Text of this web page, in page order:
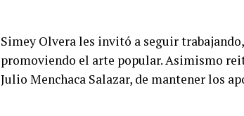
Simey Olvera les invitó a seguir
promoviendo el arte popular. Asimismo
Julio Menchaca Salazar, de mantener los